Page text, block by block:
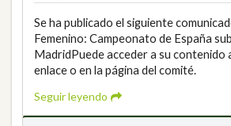
Se ha publicado el siguiente
Femenino: Campeonato de España
MadridPuede acceder a su contenido
enlace o en la página del comité.
Seguir leyendo